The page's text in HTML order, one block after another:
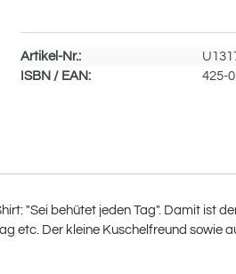
Artikel-Nr.:
ISBN / EAN:
425-
"Sei behütet jeden Tag". Damit ist
etc. Der kleine Kuschelfreund sowie